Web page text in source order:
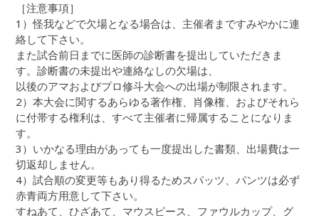
［注意事項］
1）怪我などで欠場となる場合は、主催者まですみやかに連
絡して下さい。
また試合前日までに医師の診断書を提出していただきま
す。診断書の未提出や連絡なしの欠場は、
以後のアマおよびプロ修斗大会への出場が制限されます。
2）本大会に関するあらゆる著作権、肖像権、およびそれら
に付帯する権利は、すべて主催者に帰属することになりま
す。
3）いかなる理由があっても一度提出した書類、出場費は一
切返却しません。
4）試合順の変更等もあり得るためスパッツ、パンツは必ず
赤青両方用意して下さい。
すねあて、ひざあて、マウスピース、ファウルカップ、グ